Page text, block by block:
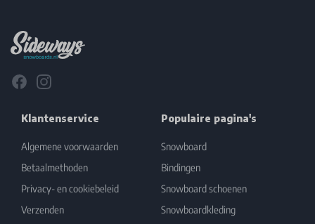
FacebookInstagram
Klantenservice
Algemene voorwaarden
Betaalmethoden
Privacy- en cookiebeleid
Verzenden
Populaire pagina's
Snowboard
Bindingen
Snowboard schoenen
Snowboardkleding